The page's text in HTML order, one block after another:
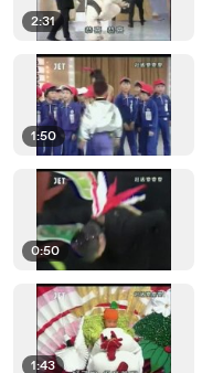
2:31
1:50
0:50
1:43